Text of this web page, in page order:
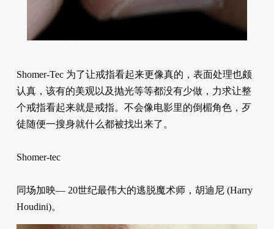
Shomer-Tec 为了让戒指看起来更像真的，表面处理也颇
认真，该有的美观以及抛光等等都没有少做，力求让整
个戒指看起来就是戒指。不会像电影里的倒楣角色，歹
徒随便一搜身就什么都被找出来了。
Shomer-tec
同场加映— 20世纪最伟大的逃脱魔术师，胡迪尼 (Harry
Houdini)。